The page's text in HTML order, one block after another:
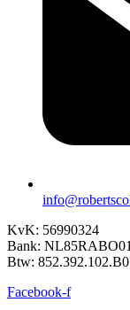
KvK: 56990324
Bank:
Btw:
Facebook-f